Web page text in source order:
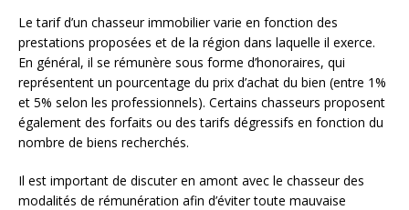
Le tarif d’un chasseur immobilier varie en fonction des
prestations proposées et de la région dans laquelle il exerce.
En général, il se rémunère sous forme d’honoraires, qui
représentent un pourcentage du prix d’achat du bien (entre 1%
et 5% selon les professionnels). Certains chasseurs proposent
également des forfaits ou des tarifs dégressifs en fonction du
nombre de biens recherchés.
Il est important de discuter en amont avec le chasseur des
modalités de rémunération afin d’éviter toute mauvaise